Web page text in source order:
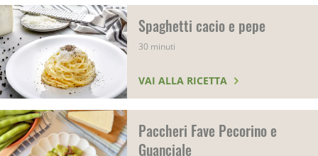
Spaghetti cacio e pepe
30 minuti
VAI ALLA RICETTA
Paccheri Fave Pecorino e
Guanciale